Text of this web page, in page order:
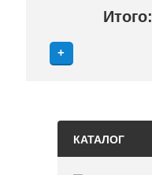
КАТАЛОГ
Итого: